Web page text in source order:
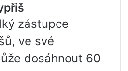
zástupce
ve své
dosáhnout 60